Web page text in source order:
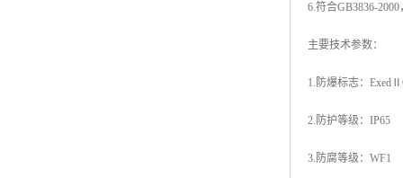
6.符合GB3836-
主要技术参数：
1.防爆标志：
2.防护等级：IP65
3.防腐等级：WF1